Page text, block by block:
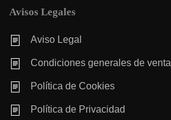
Avisos Legales
Aviso Legal
Condiciones generales de venta
Política de Cookies
Política de Privacidad